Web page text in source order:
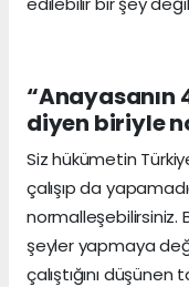
“Anayasanın
diyen biriyle
Siz hükümetin
çalışıp da
normalleşebilirsiniz.
şeyler yapmaya
çalıştığını